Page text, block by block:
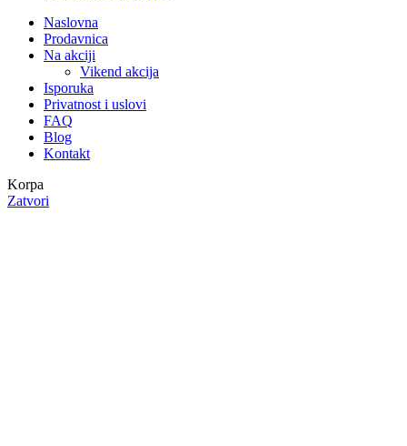
Naslovna
Prodavnica
Na akciji
Vikend akcija
Isporuka
Privatnost i uslovi
FAQ
Blog
Kontakt
Korpa
Zatvori